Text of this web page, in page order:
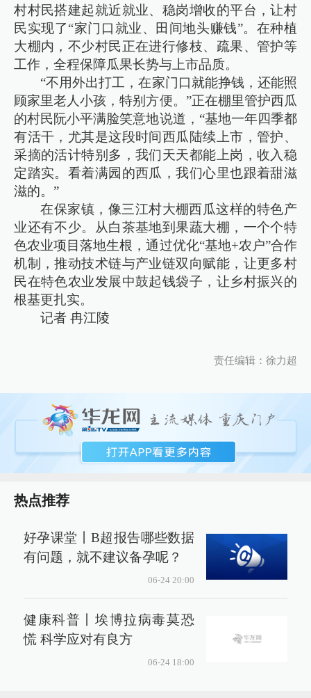
村村民搭建起就近就业、稳岗增收的平台，让村
民实现了“家门口就业、田间地头赚钱”。在种植
大棚内，不少村民正在进行修枝、疏果、管护等
工作，全程保障瓜果长势与上市品质。
“不用外出打工，在家门口就能挣钱，还能照
顾家里老人小孩，特别方便。”正在棚里管护西瓜
的村民阮小平满脸笑意地说道，“基地一年四季都
有活干，尤其是这段时间西瓜陆续上市，管护、
采摘的活计特别多，我们天天都能上岗，收入稳
定踏实。看着满园的西瓜，我们心里也跟着甜滋
滋的。”
在保家镇，像三江村大棚西瓜这样的特色产
业还有不少。从白茶基地到果蔬大棚，一个个特
色农业项目落地生根，通过优化“基地+农户”合作
机制，推动技术链与产业链双向赋能，让更多村
民在特色农业发展中鼓起钱袋子，让乡村振兴的
根基更扎实。
记者 冉江陵
责任编辑：徐力超
热点推荐
好孕课堂丨B超报告哪些数据
有问题，就不建议备孕呢？
06-24 20:00
健康科普丨埃博拉病毒莫恐
慌 科学应对有良方
06-24 18:00